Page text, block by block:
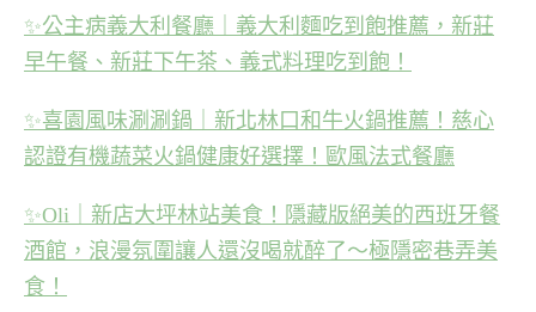
✨公主病義大利餐廳｜義大利麵吃到飽推薦，新莊
早午餐、新莊下午茶、義式料理吃到飽！
✨喜園風味涮涮鍋｜新北林口和牛火鍋推薦！慈心
認證有機蔬菜火鍋健康好選擇！歐風法式餐廳
✨Oli｜新店大坪林站美食！隱藏版絕美的西班牙餐
酒館，浪漫氛圍讓人還沒喝就醉了～極隱密巷弄美
食！